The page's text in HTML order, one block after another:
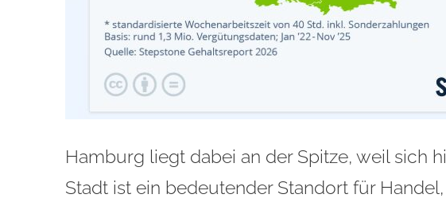
Hamburg liegt dabei an der Spitze, weil sich
Stadt ist ein bedeutender Standort für